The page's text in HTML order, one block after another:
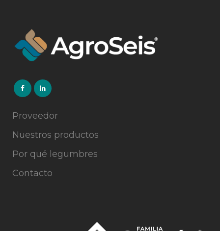
Proveedor
Nuestros productos
Por qué legumbres
Contacto